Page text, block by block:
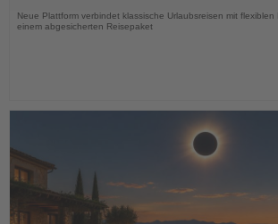
Neue Plattform verbindet klassische Urlaubsreisen mit flexiblen
einem abgesicherten Reisepaket